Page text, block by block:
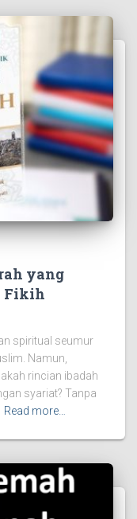
yang
Fikih
spiritual seumur
Namun,
rincian ibadah
syariat? Tanpa
Read more…